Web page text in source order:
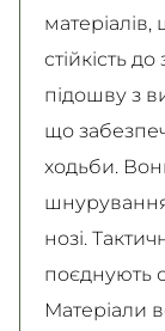
матеріалів,
стійкість
підошву з
що
ходьби.
шнурування
нозі.
поєднують
Матеріали